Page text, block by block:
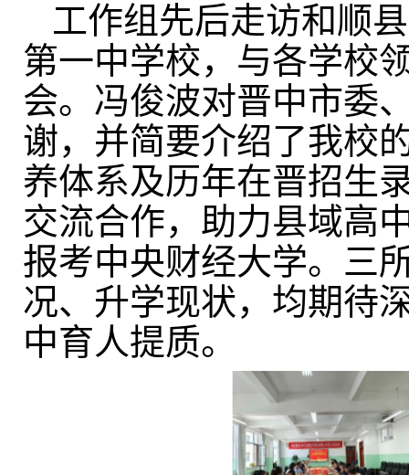
工作组先后走访和顺
第一中学校，与各学校
会。冯俊波对晋中市委
谢，并简要介绍了我校
养体系及历年在晋招生
交流合作，助力县域高
报考中央财经大学。三
况、升学现状，均期待
中育人提质。